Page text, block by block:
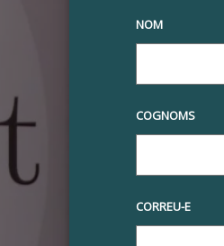
NOM
COGNOMS
CORREU-E